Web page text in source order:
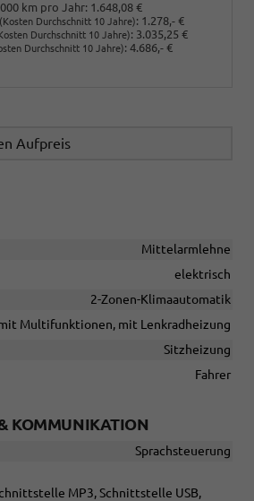
km pro Jahr: 1.648,08 €
(Kosten Durchschnitt 10 Jahre): 1.278,- €
Durchschnitt 10 Jahre): 3.035,25 €
Durchschnitt 10 Jahre): 4.686,- €
Aufpreis
Mittelarmlehne
elektrisch
2-Zonen-Klimaautomatik
Multifunktionen, mit Lenkradheizung
Sitzheizung
Fahrer
KOMMUNIKATION
Sprachsteuerung
MP3, Schnittstelle USB,